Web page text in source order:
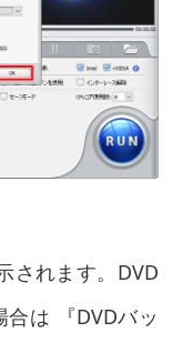
されます。DVD
は 『DVDバッ